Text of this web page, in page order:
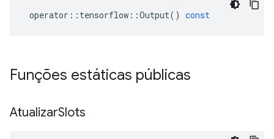
operator :: tensorflow ::Output() const
Funções estáticas públicas
AtualizarSlots